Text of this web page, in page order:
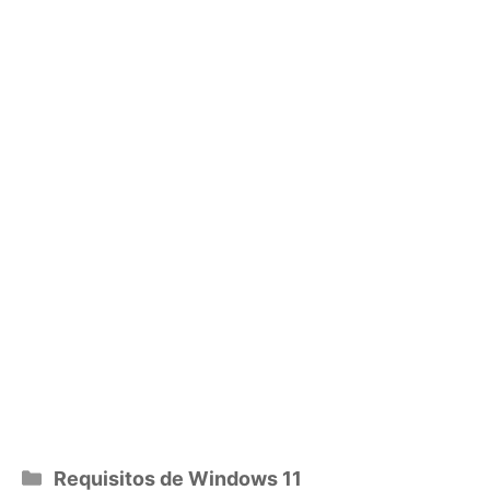
Categorías
Requisitos de Windows 11